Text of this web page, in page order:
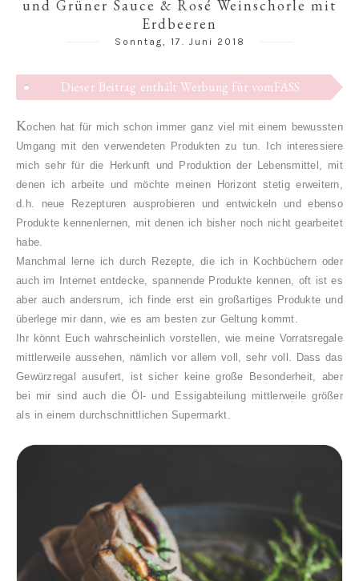
und Grüner Sauce & Rosé Weinschorle mit
Erdbeeren
Sonntag, 17. Juni 2018
Dieser Beitrag enthält Werbung für vomFASS
Kochen hat für mich schon immer ganz viel mit einem bewussten
Umgang mit den verwendeten Produkten zu tun. Ich interessiere
mich sehr für die Herkunft und Produktion der Lebensmittel, mit
denen ich arbeite und möchte meinen Horizont stetig erweitern,
d.h. neue Rezepturen ausprobieren und entwickeln und ebenso
Produkte kennenlernen, mit denen ich bisher noch nicht gearbeitet
habe.
Manchmal lerne ich durch Rezepte, die ich in Kochbüchern oder
auch im Internet entdecke, spannende Produkte kennen, oft ist es
aber auch andersrum, ich finde erst ein großartiges Produkte und
überlege mir dann, wie es am besten zur Geltung kommt.
Ihr könnt Euch wahrscheinlich vorstellen, wie meine Vorratsregale
mittlerweile aussehen, nämlich vor allem voll, sehr voll. Dass das
Gewürzregal ausufert, ist sicher keine große Besonderheit, aber
bei mir sind auch die Öl- und Essigabteilung mittlerweile größer
als in einem durchschnittlichen Supermarkt.